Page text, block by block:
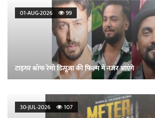
01-AUG-2026 99
टाइगर श्रॉफ रेमो डिसूज़ा की फिल्म में नजर आएंगे
30-JUL-2026 107